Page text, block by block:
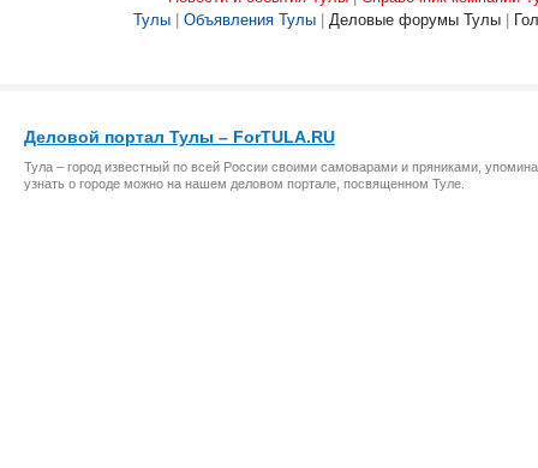
Тулы
Объявления Тулы Деловые форумы Тулы
Деловой портал Тулы – ForTULA.RU
Тула – город известный по всей России своими самоварами и пряниками,
узнать о городе можно на нашем деловом портале, посвященном Туле.